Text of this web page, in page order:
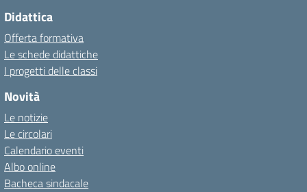
Didattica
Offerta formativa
Le schede didattiche
I progetti delle classi
Novità
Le notizie
Le circolari
Calendario eventi
Albo online
Bacheca sindacale